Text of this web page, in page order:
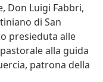
Don Luigi Fabbri,
di San
presieduta alle
alla guida
patrona della